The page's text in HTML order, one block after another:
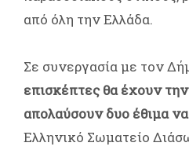
από όλη την Ελλάδα.
Σε συνεργασία με τον
επισκέπτες θα έχουν
απολαύσουν δυο έθιμα
Ελληνικό Σωματείο